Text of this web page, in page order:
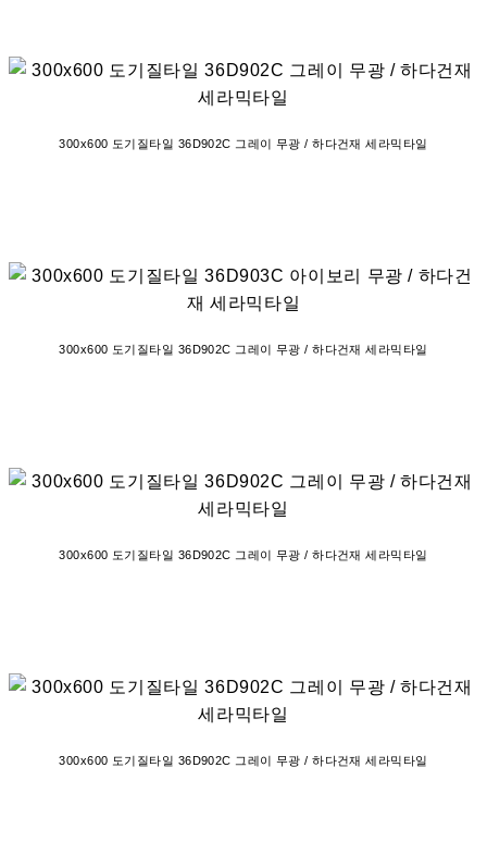
300x600 도기질타일 36D902C 그레이 무광 / 하다건재 세라믹타일
300x600 도기질타일 36D902C 그레이 무광 / 하다건재 세라믹타일
300x600 도기질타일 36D902C 그레이 무광 / 하다건재 세라믹타일
300x600 도기질타일 36D902C 그레이 무광 / 하다건재 세라믹타일